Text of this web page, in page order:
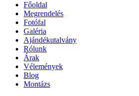
Főoldal
Megrendelés
Fotófal
Galéria
Ajándékutalvány
Rólunk
Árak
Vélemények
Blog
Montázs